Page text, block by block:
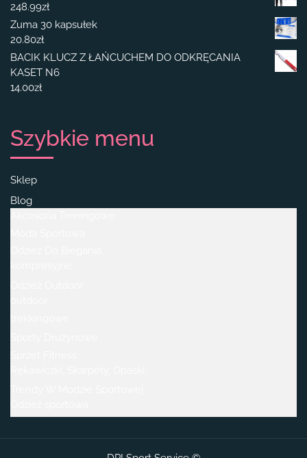
248.99zł
Zuma 30 kapsułek
20.80zł
BACIK KLUCZ Z ŁAŃCUCHEM DO ODKRĘCANIA
KASET N6
14.00zł
Szybkie menu
Sklep
Blog